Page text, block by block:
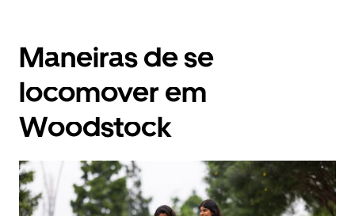
Maneiras de se
locomover em
Woodstock